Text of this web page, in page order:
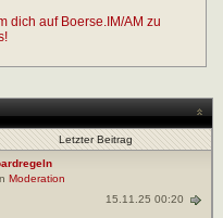
dich auf Boerse.IM/AM zu
Letzter Beitrag
Moderation
15.11.25 00:20